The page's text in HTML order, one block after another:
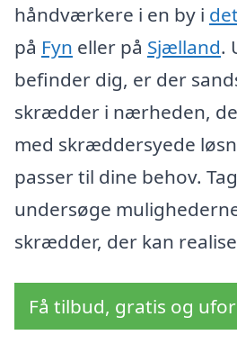
håndværkere i en by i
på Fyn eller på Sjælland.
befinder dig, er der
skrædder i nærheden,
med skræddersyede
passer til dine behov.
undersøge
skrædder, der kan
Få tilbud, gratis og